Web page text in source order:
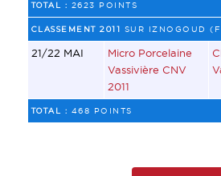
TOTAL : 2623 POINTS
CLASSEMENT 2011 SUR IZNOGOUD
21/22 MAI
Micro Porcelaine
Vassivière CNV
2011
TOTAL : 468 POINTS